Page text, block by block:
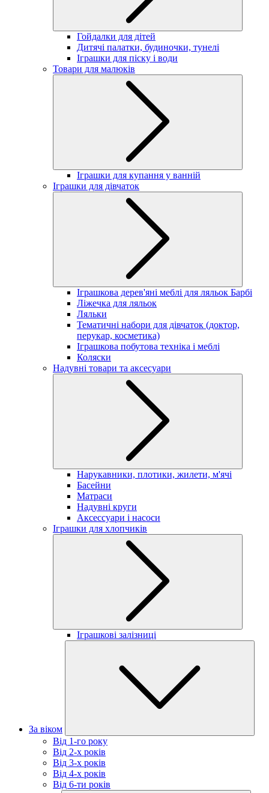
Гойдалки для дітей
Дитячі палатки, будиночки, тунелі
Іграшки для піску і води
Товари для малюків
Іграшки для купання у ванній
Іграшки для дівчаток
Іграшкова дерев'яні меблі для ляльок Барбі
Ліжечка для ляльок
Ляльки
Тематичні набори для дівчаток (доктор,
перукар, косметика)
Іграшкова побутова техніка і меблі
Коляски
Надувні товари та аксесуари
Нарукавники, плотики, жилети, м'ячі
Басейни
Матраси
Надувні круги
Аксессуари і насоси
Іграшки для хлопчиків
Іграшкові залізниці
За віком
Від 1-го року
Від 2-х років
Від 3-х років
Від 4-х років
Від 6-ти років